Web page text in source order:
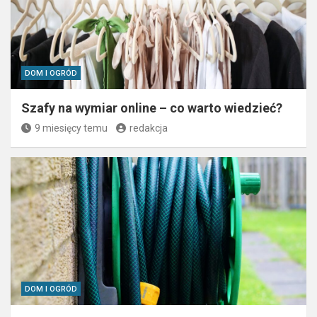
DOM I OGRÓD
Szafy na wymiar online – co warto wiedzieć?
9 miesięcy temu redakcja
DOM I OGRÓD